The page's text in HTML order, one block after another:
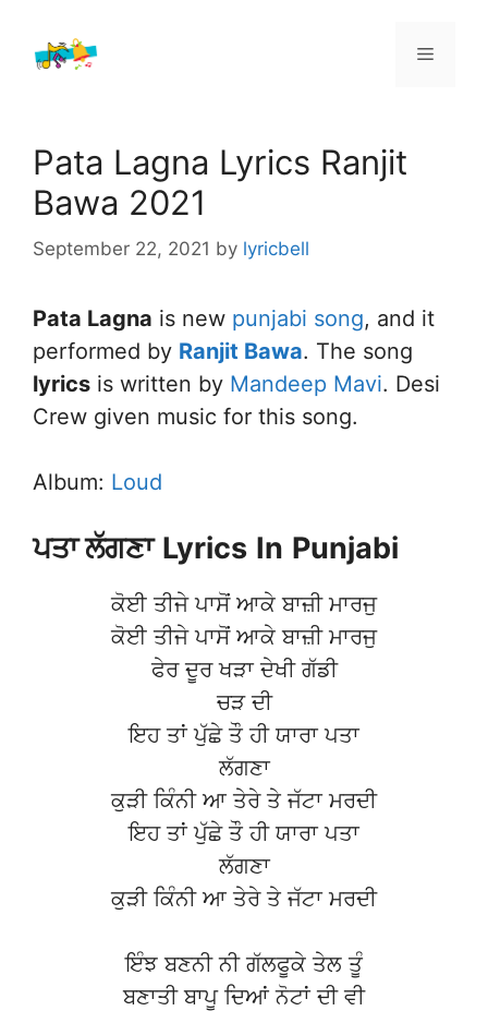
content
Menu
Pata Lagna Lyrics Ranjit
Bawa 2021
September 22, 2021 by lyricbell
Pata Lagna is new punjabi song, and it
performed by Ranjit Bawa. The song
lyrics is written by Mandeep Mavi. Desi
Crew given music for this song.
Album: Loud
ਪਤਾ ਲੱਗਣਾ Lyrics In Punjabi
ਕੋਈ ਤੀਜੇ ਪਾਸੋਂ ਆਕੇ ਬਾਜ਼ੀ ਮਾਰਜੁ
ਕੋਈ ਤੀਜੇ ਪਾਸੋਂ ਆਕੇ ਬਾਜ਼ੀ ਮਾਰਜੁ
ਫੇਰ ਦੂਰ ਖੜਾ ਦੇਖੀ ਗੱਡੀ
ਚੜ ਦੀ
ਇਹ ਤਾਂ ਪੁੱਛੇ ਤੌ ਹੀ ਯਾਰਾ ਪਤਾ
ਲੱਗਣਾ
ਕੁੜੀ ਕਿੰਨੀ ਆ ਤੇਰੇ ਤੇ ਜੱਟਾ ਮਰਦੀ
ਇਹ ਤਾਂ ਪੁੱਛੇ ਤੌ ਹੀ ਯਾਰਾ ਪਤਾ
ਲੱਗਣਾ
ਕੁੜੀ ਕਿੰਨੀ ਆ ਤੇਰੇ ਤੇ ਜੱਟਾ ਮਰਦੀ
ਇੰਝ ਬਣਨੀ ਨੀ ਗੱਲਫੂਕੇ ਤੇਲ ਤੂੰ
ਬਣਾਤੀ ਬਾਪੂ ਦਿਆਂ ਨੋਟਾਂ ਦੀ ਵੀ